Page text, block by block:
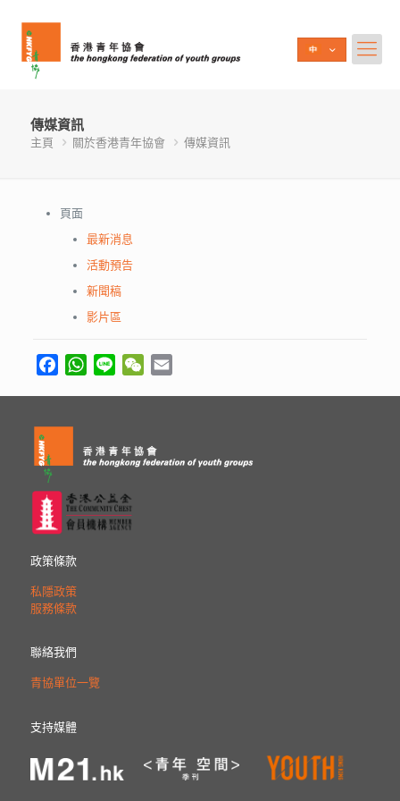
傳媒資訊
主頁 關於香港青年協會 傳媒資訊
頁面
最新消息
活動預告
新聞稿
影片區
FacebookWhatsApp
Line WeChat
政策條款
私隱政策
服務條款
聯絡我們
青協單位一覽
支持媒體